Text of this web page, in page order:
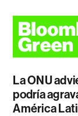
La ONU
podría
América